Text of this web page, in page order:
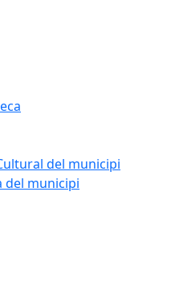
del municipi
del municipi